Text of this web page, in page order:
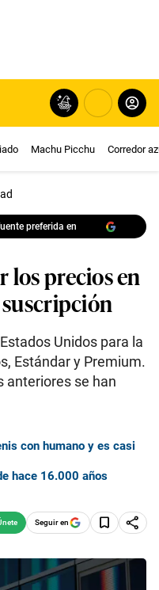
Machu Picchu Corredor
preferida en
los precios en
Unidos para la
Estándar y Premium.
anteriores se han
con humano y es casi
hace 16.000 años
Seguir en